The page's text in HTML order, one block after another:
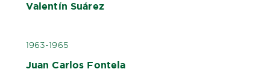
Valentín Suárez
1963-1965
Juan Carlos Fontela